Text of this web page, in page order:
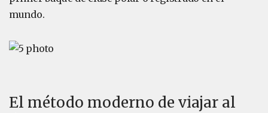
mundo.
El método moderno de viajar al